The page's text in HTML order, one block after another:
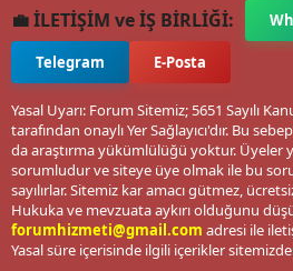
💼 İLETİŞİM ve İŞ BİRLİĞİ:
Telegram E-Posta
Yasal Uyarı: Forum Sitemiz; 5651 Sayılı
tarafından onaylı Yer Sağlayıcı'dır. Bu
da araştırma yükümlülüğü yoktur. Üyeler
sorumludur ve siteye üye olmak ile bu
sayılırlar. Sitemiz kar amacı gütmez,
Hukuka ve mevzuata aykırı olduğunu
forumhizmeti@gmail.com adresi ile
Yasal süre içerisinde ilgili içerikler